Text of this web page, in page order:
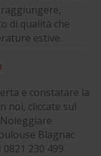
di qualità che
estive.
e constatare la
noi, cliccate sul
Blagnac
230 499